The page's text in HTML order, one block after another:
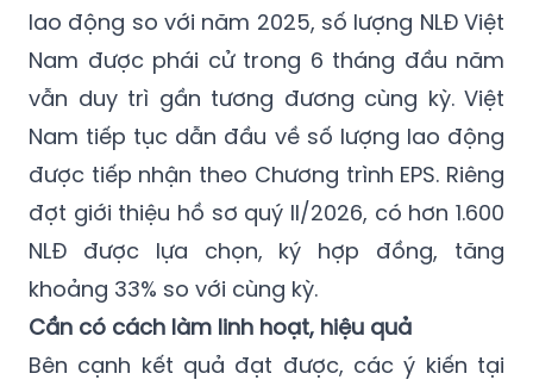
lao động so với năm 2025, số lượng NLĐ Việt
Nam được phái cử trong 6 tháng đầu năm
vẫn duy trì gần tương đương cùng kỳ. Việt
Nam tiếp tục dẫn đầu về số lượng lao động
được tiếp nhận theo Chương trình EPS. Riêng
đợt giới thiệu hồ sơ quý II/2026, có hơn 1.600
NLĐ được lựa chọn, ký hợp đồng, tăng
khoảng 33% so với cùng kỳ.
Cần có cách làm linh hoạt, hiệu quả
Bên cạnh kết quả đạt được, các ý kiến tại